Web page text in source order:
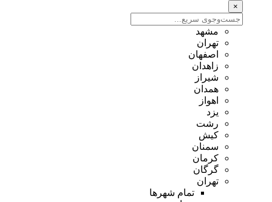
×
مشهد
تهران
اصفهان
زاهدان
شیراز
همدان
اهواز
یزد
رشت
کیش
سمنان
کرمان
گرگان
تهران
تمام شهر‌ها